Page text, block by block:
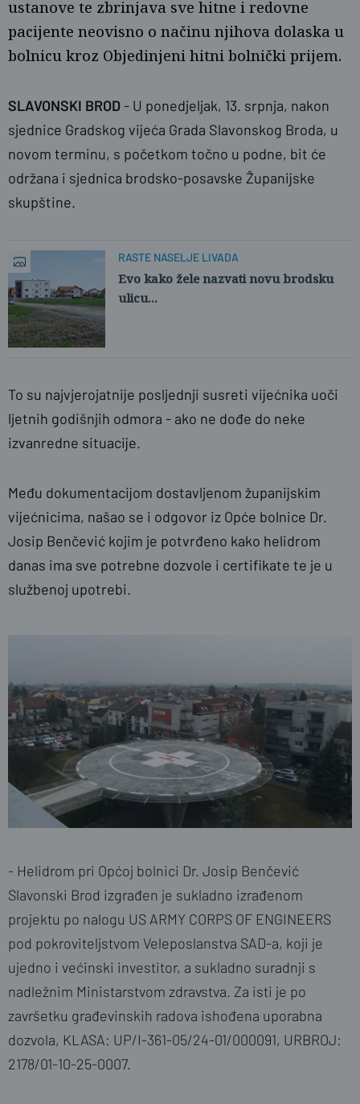
ustanove te zbrinjava sve hitne i redovne
pacijente neovisno o načinu njihova dolaska u
bolnicu kroz Objedinjeni hitni bolnički prijem.
SLAVONSKI BROD- U ponedjeljak, 13. srpnja, nakon
sjednice Gradskog vijeća Grada Slavonskog Broda, u
novom terminu, s početkom točno u podne, bit će
održana i sjednica brodsko-posavske Županijske
skupštine.
RASTE NASELJE LIVADA
Evo kako žele nazvati novu brodsku
ulicu...
To su najvjerojatnije posljednji susreti vijećnika uoči
ljetnih godišnjih odmora - ako ne dođe do neke
izvanredne situacije.
Među dokumentacijom dostavljenom županijskim
vijećnicima, našao se i odgovor iz Opće bolnice Dr.
Josip Benčević kojim je potvrđeno kako helidrom
danas ima sve potrebne dozvole i certifikate te je u
službenoj upotrebi.
- Helidrom pri Općoj bolnici Dr. Josip Benčević
Slavonski Brod izgrađen je sukladno izrađenom
projektu po nalogu US ARMY CORPS OF ENGINEERS
pod pokroviteljstvom Veleposlanstva SAD-a, koji je
ujedno i većinski investitor, a sukladno suradnji s
nadležnim Ministarstvom zdravstva. Za isti je po
završetku građevinskih radova ishođena uporabna
dozvola, KLASA: UP/I-361-05/24-01/000091, URBROJ:
2178/01-10-25-0007.